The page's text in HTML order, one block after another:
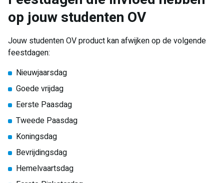
op jouw studenten OV
Jouw studenten OV product kan afwijken op de volgende
feestdagen:
Nieuwjaarsdag
Goede vrijdag
Eerste Paasdag
Tweede Paasdag
Koningsdag
Bevrijdingsdag
Hemelvaartsdag